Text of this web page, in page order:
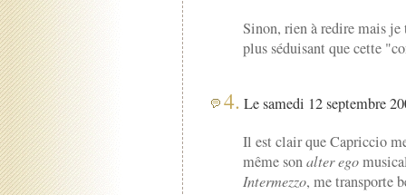
Sinon, rien à redire mais
plus séduisant que cette
4. Le samedi 12 septembre
Il est clair que Capriccio
même sonalter ego
Intermezzo, me transporte